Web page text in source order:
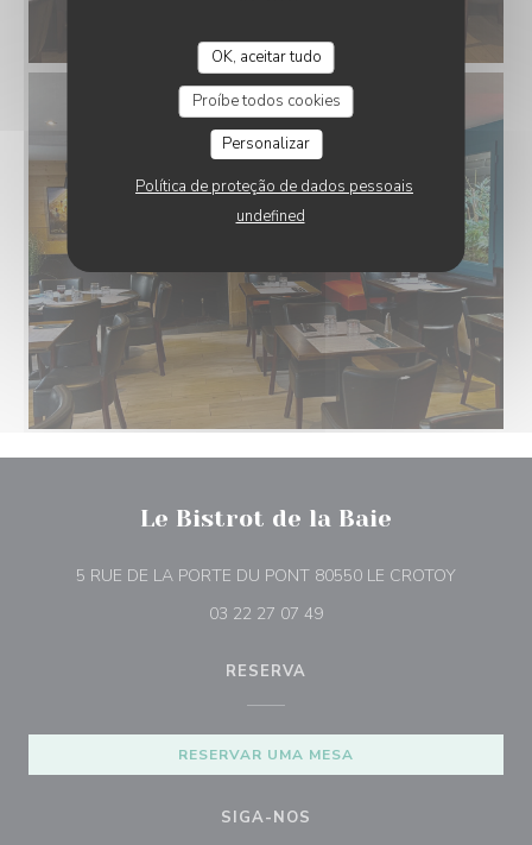
OK, aceitar tudo
Proíbe todos cookies
Personalizar
Política de proteção de dados pessoais
undefined
Le Bistrot de la Baie
5 RUE DE LA PORTE DU PONT 80550 LE CROTOY((abre
03 22 27 07 49
RESERVA
RESERVAR UMA MESA
SIGA-NOS